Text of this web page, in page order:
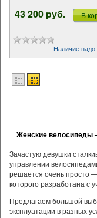
43 200 pуб. В
Наличие надо
Женские велосипеды
Зачастую девушки
управлении
решается очень просто
которого разработана с
Предлагаем большой
эксплуатации в разных